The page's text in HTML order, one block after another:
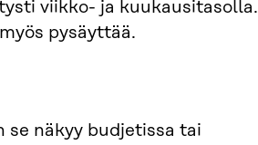
viikko- ja kuukausitasolla.
pysäyttää.
se näkyy budjetissa tai